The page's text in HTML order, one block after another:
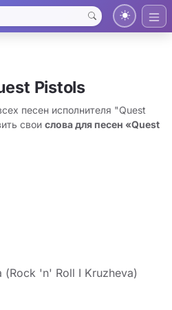
Pistols
песен исполнителя "Quest
свои слова для песен «Quest
'n' Roll I Kruzheva)